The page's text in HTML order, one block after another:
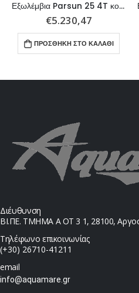
Εξωλέμβια Parsun 25 4T κοντό πόδι, μίζα, χειριστήριο
€5.230,47
ΠΡΟΣΘΉΚΗ ΣΤΟ ΚΑΛΆΘΙ
Διέυθυνση
ΒΙ.ΠΕ. ΤΜΗΜΑ Α ΟΤ 3 1, 28100,
Τηλέφωνο επικοινωνίας
(+30) 26710-41211
email
info@aquamare.gr